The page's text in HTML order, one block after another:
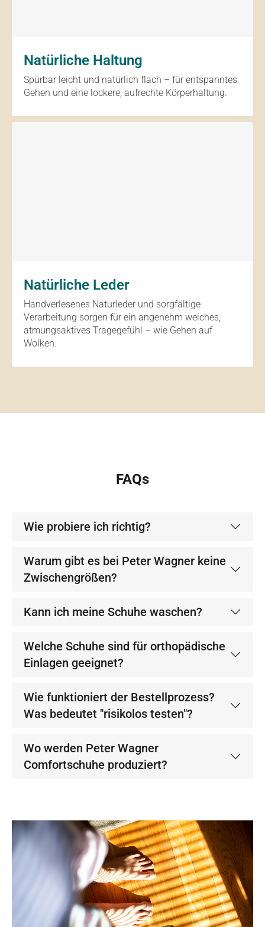
Natürliche Haltung
Spürbar leicht und natürlich flach – für entspanntes
Gehen und eine lockere, aufrechte Körperhaltung.
Natürliche Leder
Handverlesenes Naturleder und sorgfältige
Verarbeitung sorgen für ein angenehm weiches,
atmungsaktives Tragegefühl – wie Gehen auf
Wolken.
FAQs
Wie probiere ich richtig?
Warum gibt es bei Peter Wagner keine
Zwischengrößen?
Kann ich meine Schuhe waschen?
Welche Schuhe sind für orthopädische
Einlagen geeignet?
Wie funktioniert der Bestellprozess?
Was bedeutet "risikolos testen"?
Wo werden Peter Wagner
Comfortschuhe produziert?